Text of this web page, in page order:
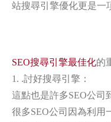
站搜尋引擎優化更是一
SEO搜尋引擎最佳化的
1. .討好搜尋引擎：
這點也是許多SEO公司
很多SEO公司因為利用